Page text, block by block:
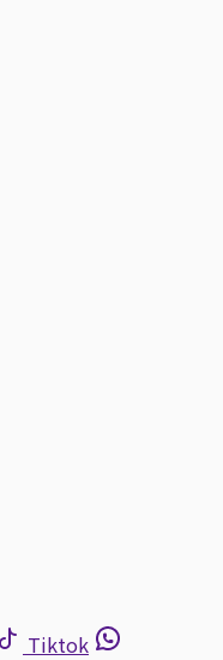
Tiktok